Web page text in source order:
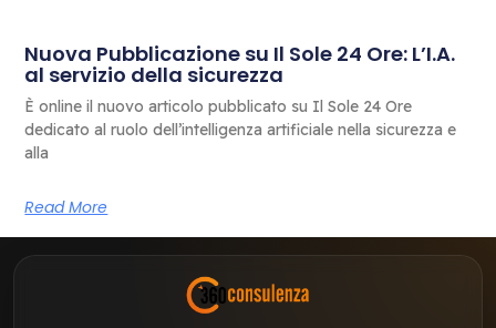
Nuova Pubblicazione su Il Sole 24 Ore: L’I.A.
al servizio della sicurezza
È online il nuovo articolo pubblicato su Il Sole 24 Ore
dedicato al ruolo dell’intelligenza artificiale nella sicurezza e
alla
Read More